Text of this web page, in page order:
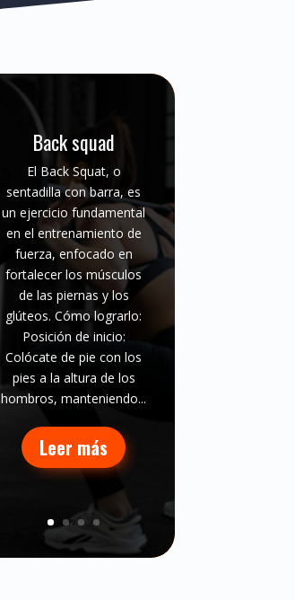
Back squad
El Back Squat, o
sentadilla con barra, es
un ejercicio fundamental
en el entrenamiento de
fuerza, enfocado en
fortalecer los músculos
de las piernas y los
glúteos. Cómo lograrlo:
Posición de inicio:
Colócate de pie con los
pies a la altura de los
hombros, manteniendo...
Leer más